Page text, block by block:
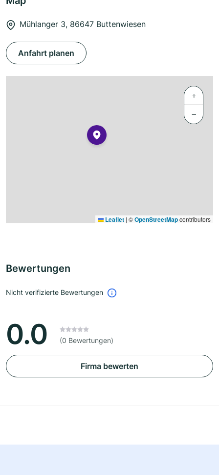
Mühlanger 3, 86647 Buttenwiesen
Anfahrt planen
+
−
Leaflet | ©OpenStreetMapcontributors
Bewertungen
Nicht verifizierte Bewertungen
0.0 (0 Bewertungen)
Firma bewerten